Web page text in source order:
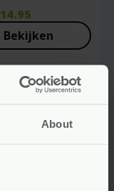
About
14.95
Bekijken